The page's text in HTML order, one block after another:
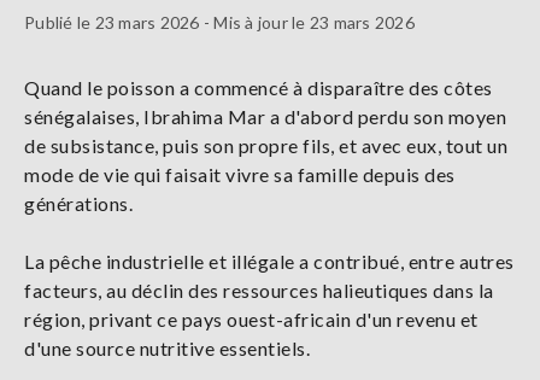
Publié le 23 mars 2026 - Mis à jour le 23 mars 2026
Quand le poisson a commencé à disparaître des côtes
sénégalaises, Ibrahima Mar a d'abord perdu son moyen
de subsistance, puis son propre fils, et avec eux, tout un
mode de vie qui faisait vivre sa famille depuis des
générations.
La pêche industrielle et illégale a contribué, entre autres
facteurs, au déclin des ressources halieutiques dans la
région, privant ce pays ouest-africain d'un revenu et
d'une source nutritive essentiels.